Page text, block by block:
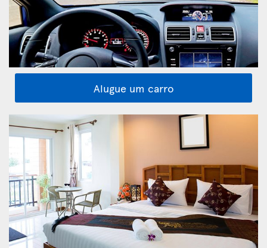
Alugue um carro